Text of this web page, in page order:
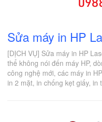
Sửa máy in HP
[DỊCH VỤ] Sửa máy in HP
thể không nói đến máy HP,
công nghệ mới, các máy in
in 2 mặt, in chống kẹt giấy, in